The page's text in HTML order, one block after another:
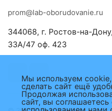
prom@lab-oborudovanie.ru
344068, г. Ростов-на-
33А/47 оф. 423
Мы используем
сделать сайт ещё
Продолжая
сайт, вы соглашаетесь